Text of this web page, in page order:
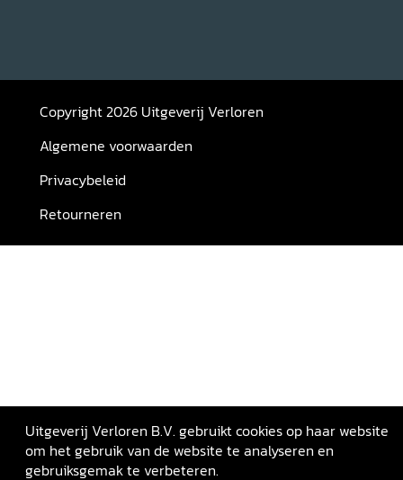
Copyright 2026 Uitgeverij Verloren
Algemene voorwaarden
Privacybeleid
Retourneren
Uitgeverij Verloren B.V. gebruikt cookies op haar website
om het gebruik van de website te analyseren en
gebruiksgemak te verbeteren.